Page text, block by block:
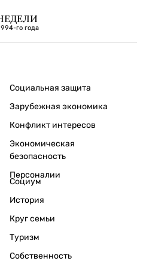
го года
Социальная защита
Зарубежная экономика
Конфликт интересов
Экономическая
безопасность
Персоналии
Социум
История
Круг семьи
Туризм
Собственность